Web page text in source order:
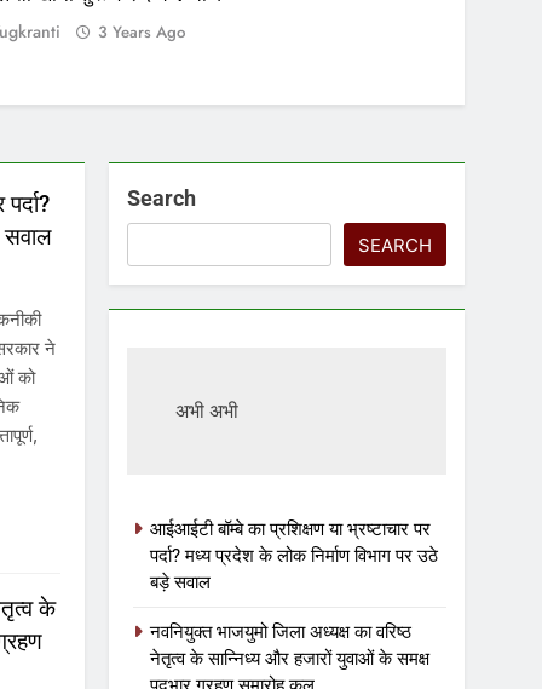
3 Years Ago
सवाल
ने
को
के
Search
SEARCH
अभी अभी
आईआईटी बॉम्बे का प्रशिक्षण या भ्रष्टाचार पर
पर्दा? मध्य प्रदेश के लोक निर्माण विभाग पर उठे
बड़े सवाल
नवनियुक्त भाजयुमो जिला अध्यक्ष का वरिष्ठ
नेतृत्व के सान्निध्य और हजारों युवाओं के समक्ष